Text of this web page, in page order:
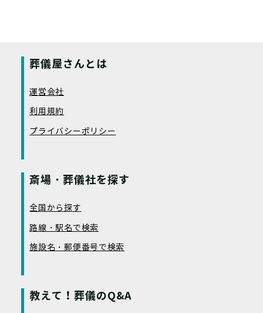
葬儀屋さんとは
運営会社
利用規約
プライバシーポリシー
斎場・葬儀社を探す
全国から探す
路線・駅名で検索
施設名・郵便番号で検索
教えて！葬儀のQ&A